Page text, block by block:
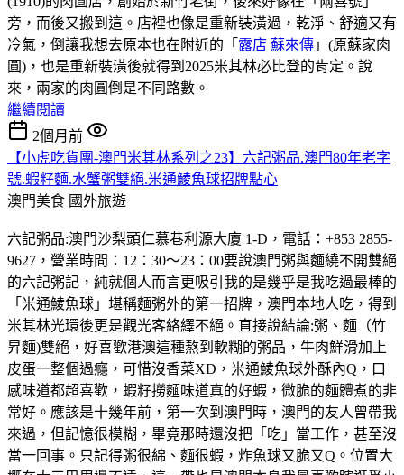
旁，而後又搬到這。店裡也像是重新裝潢過，乾淨、舒適又有
冷氣，倒讓我想去原本也在附近的「 露店 蘇來傳 」(原蘇家肉
圓)，也是重新裝潢後就得到2025米其林必比登的肯定。說
來，兩家的肉圓倒是不同路數。
繼續閱讀
2個月前
【小虎吃貨團-澳門米其林系列之23】六記粥品.澳門80年老字
號.蝦籽麵.水蟹粥雙絕.米通鯪魚球招牌點心
澳門美食 國外旅遊
六記粥品:澳門沙梨頭仁慕巷利源大廈 1-D，電話：+853 2855-
9627，營業時間：12：30～23：00要說澳門粥與麵繞不開雙絕
的六記粥記，純就個人而言更吸引我的是幾乎是我吃過最棒的
「米通鯪魚球」堪稱麵粥外的第一招牌，澳門本地人吃，得到
米其林光環後更是觀光客絡繹不絕。直接說結論:粥、麵（竹
昇麵)雙絕，好喜歡港澳這種熬到軟糊的粥品，牛肉鮮滑加上
皮蛋一整個過癮，可惜沒香菜XD，米通鯪魚球外酥內Q，口
感味道都超喜歡，蝦籽撈麵味道真的好蝦，微脆的麵體煮的非
常好。應該是十幾年前，第一次到澳門時，澳門的友人曾帶我
來過，但記憶很模糊，畢竟那時還沒把「吃」當工作，甚至沒
當一回事。只記得粥很綿、麵很蝦，炸魚球又脆又Q。位置大